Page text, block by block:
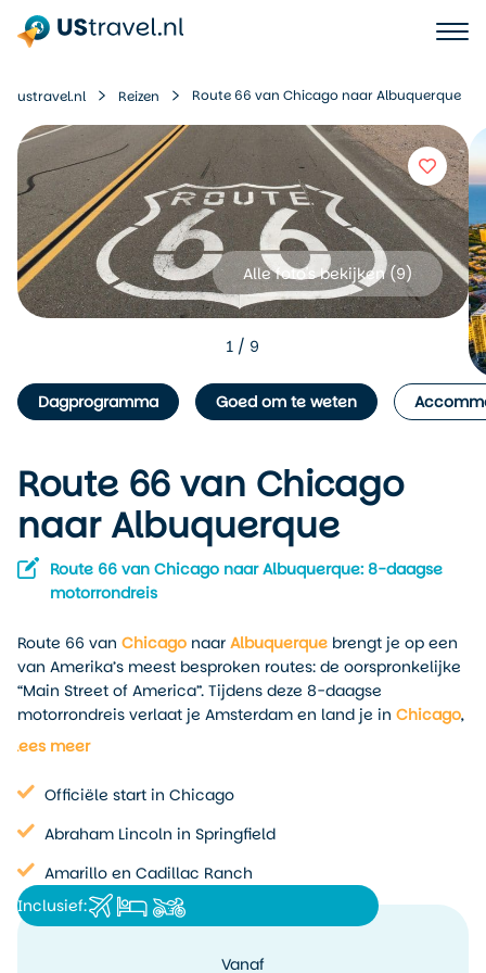
ustravel.nl Reizen Route 66 van Chicago naar Albuquerque
Alle foto's bekijken (9)
1 / 9
Dagprogramma Goed om te weten
Route 66 van Chicago
naar Albuquerque
Route 66 van Chicago naar Albuquerque: 8-daagse
motorrondreis
Route 66 van Chicago naar Albuquerque brengt je op een
van Amerika’s meest besproken routes: de oorspronkelijke
“Main Street of America”. Tijdens deze 8-daagse
motorrondreis verlaat je Amsterdam en land je in Chicago,
waar de reis op de Route 66 officieel begint. Je rijdt door
historische gebouwen en moderne wolkenkrabbers, om
vervolgens de grote vlakten van Illinois in te trekken.
Onderweg maak je stops bij klassieke diners, neonborden
en kleine steden waar de tijd zichtbaar langzamer ging.
In Springfield duik je in de geschiedenis van Abraham
Lincoln, terwijl je buiten de stad het echte Route-66-
Lees meer
Officiële start in Chicago
Abraham Lincoln in Springfield
Amarillo en Cadillac Ranch
Inclusief:
Vanaf